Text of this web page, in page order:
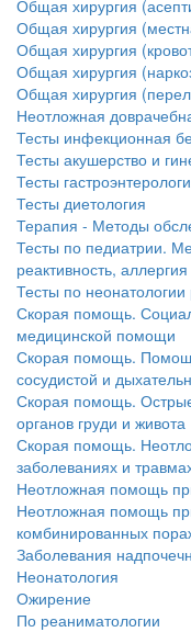
Общая хирургия
Общая хирургия
Общая хирургия
Общая хирургия
Общая хирургия
Неотложная
Тесты инфекционная
Тесты акушерство и
Тесты
Тесты диетология
Терапия - Методы
Тесты по педиатрии.
реактивность, аллергия
Тесты по
Скорая помощь.
медицинской помощи
Скорая помощь.
сосудистой и
Скорая помощь.
органов груди и живота
Скорая помощь.
заболеваниях и
Неотложная помощь
Неотложная помощь
комбинированных
Заболевания
Неонатология
Ожирение
По реаниматологии